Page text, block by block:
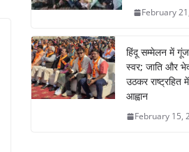
February
हिंदू सम्मेलन में
स्वर; जाति और
उठकर राष्ट्रहित
आह्वान
February 15,